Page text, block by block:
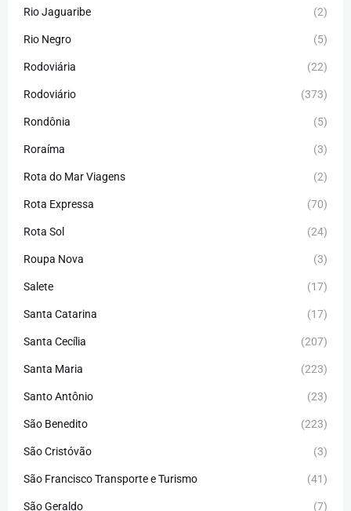
Rio Jaguaribe (2)
Rio Negro (5)
Rodoviária (22)
Rodoviário (373)
Rondônia (5)
Roraíma (3)
Rota do Mar Viagens (2)
Rota Expressa (70)
Rota Sol (24)
Roupa Nova (3)
Salete (17)
Santa Catarina (17)
Santa Cecília (207)
Santa Maria (223)
Santo Antônio (23)
São Benedito (223)
São Cristóvão (3)
São Francisco Transporte e Turismo (41)
São Geraldo (7)